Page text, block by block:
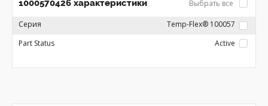
1000570426 характеристики Выбрать все
Серия
Temp-Flex® 100057
Part Status
Active